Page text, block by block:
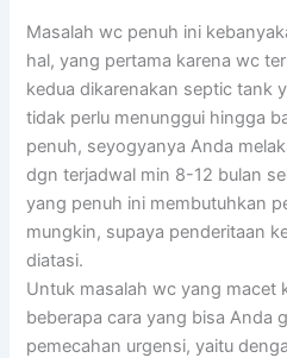
Masalah wc penuh ini
hal, yang pertama karena wc
kedua dikarenakan septic tank
tidak perlu menunggui hingga
penuh, seyogyanya Anda
dgn terjadwal min 8-12 bulan
yang penuh ini membutuhkan
mungkin, supaya penderitaan
diatasi.
Untuk masalah wc yang macet
beberapa cara yang bisa Anda
pemecahan urgensi, yaitu